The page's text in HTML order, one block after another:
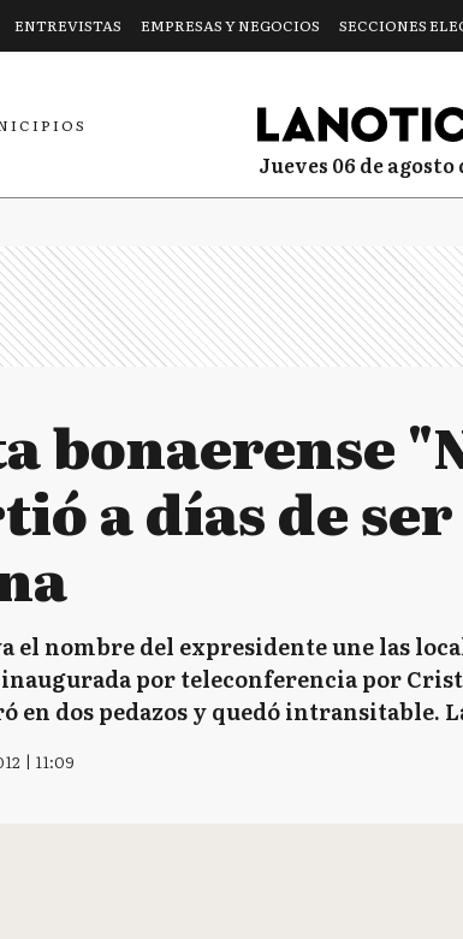
ENTREVISTAS EMPRESAS Y NEGOCIOS SECCIONES
jueves 06 de agosto
bonaerense
a días de
el nombre del expresidente une las
por teleconferencia por
en dos pedazos y quedó intransitable.
| 11:09